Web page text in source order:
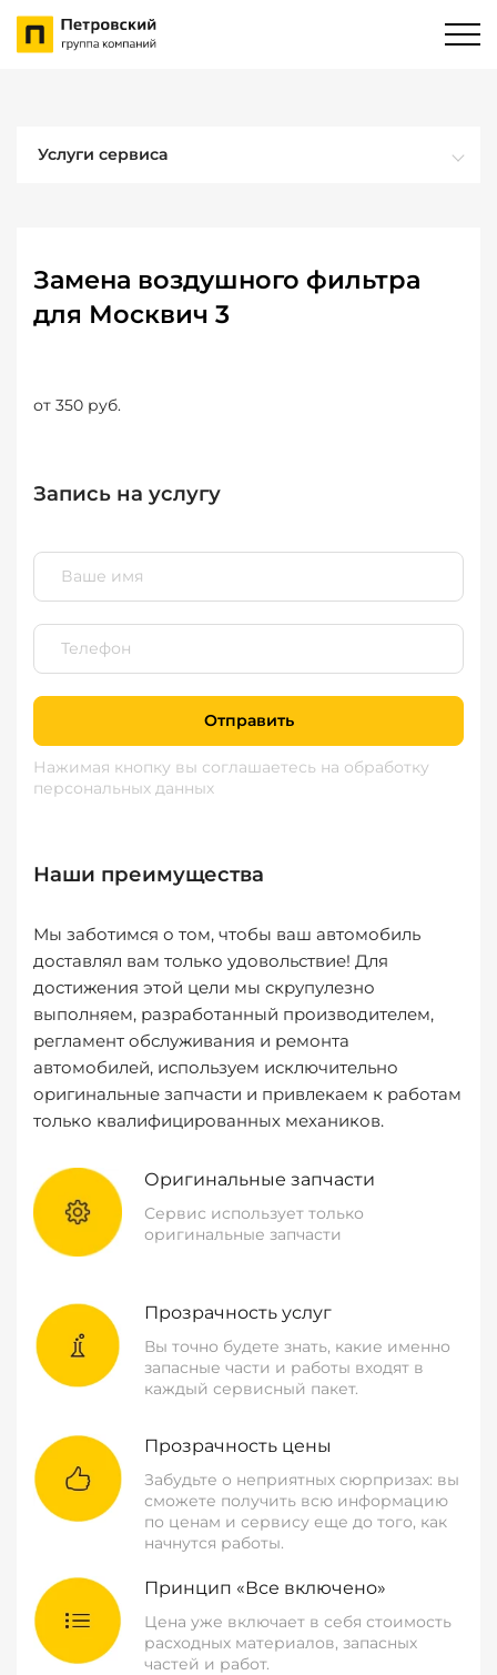
Услуги сервиса
Замена воздушного фильтра
для Москвич 3
от 350 руб.
Запись на услугу
Отправить
Нажимая кнопку вы соглашаетесь на обработку
персональных данных
Наши преимущества
Мы заботимся о том, чтобы ваш автомобиль
доставлял вам только удовольствие! Для
достижения этой цели мы скрупулезно
выполняем, разработанный производителем,
регламент обслуживания и ремонта
автомобилей, используем исключительно
оригинальные запчасти и привлекаем к работам
только квалифицированных механиков.
Оригинальные запчасти
Сервис использует только
оригинальные запчасти
Прозрачность услуг
Вы точно будете знать, какие именно
запасные части и работы входят в
каждый сервисный пакет.
Прозрачность цены
Забудьте о неприятных сюрпризах: вы
сможете получить всю информацию
по ценам и сервису еще до того, как
начнутся работы.
Принцип «Все включено»
Цена уже включает в себя стоимость
расходных материалов, запасных
частей и работ.